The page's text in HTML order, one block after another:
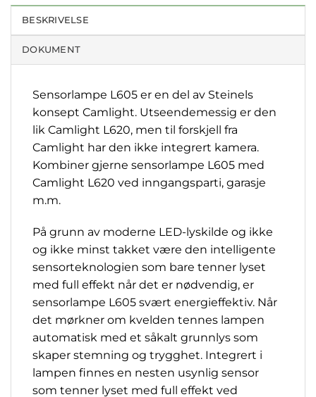
BESKRIVELSE
DOKUMENT
Sensorlampe L605 er en del av Steinels
konsept Camlight. Utseendemessig er den
lik Camlight L620, men til forskjell fra
Camlight har den ikke integrert kamera.
Kombiner gjerne sensorlampe L605 med
Camlight L620 ved inngangsparti, garasje
m.m.
På grunn av moderne LED-lyskilde og ikke
og ikke minst takket være den intelligente
sensorteknologien som bare tenner lyset
med full effekt når det er nødvendig, er
sensorlampe L605 svært energieffektiv. Når
det mørkner om kvelden tennes lampen
automatisk med et såkalt grunnlys som
skaper stemning og trygghet. Integrert i
lampen finnes en nesten usynlig sensor
som tenner lyset med full effekt ved